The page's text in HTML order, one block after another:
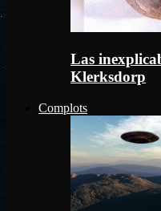
Las
Klerksdorp
Complots